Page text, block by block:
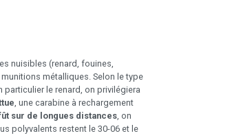
nuisibles (renard, fouines,
métalliques. Selon le type
particulier le renard, on privilégiera
, une carabine à rechargement
sur de longues distances , on
polyvalents restent le 30-06 et le